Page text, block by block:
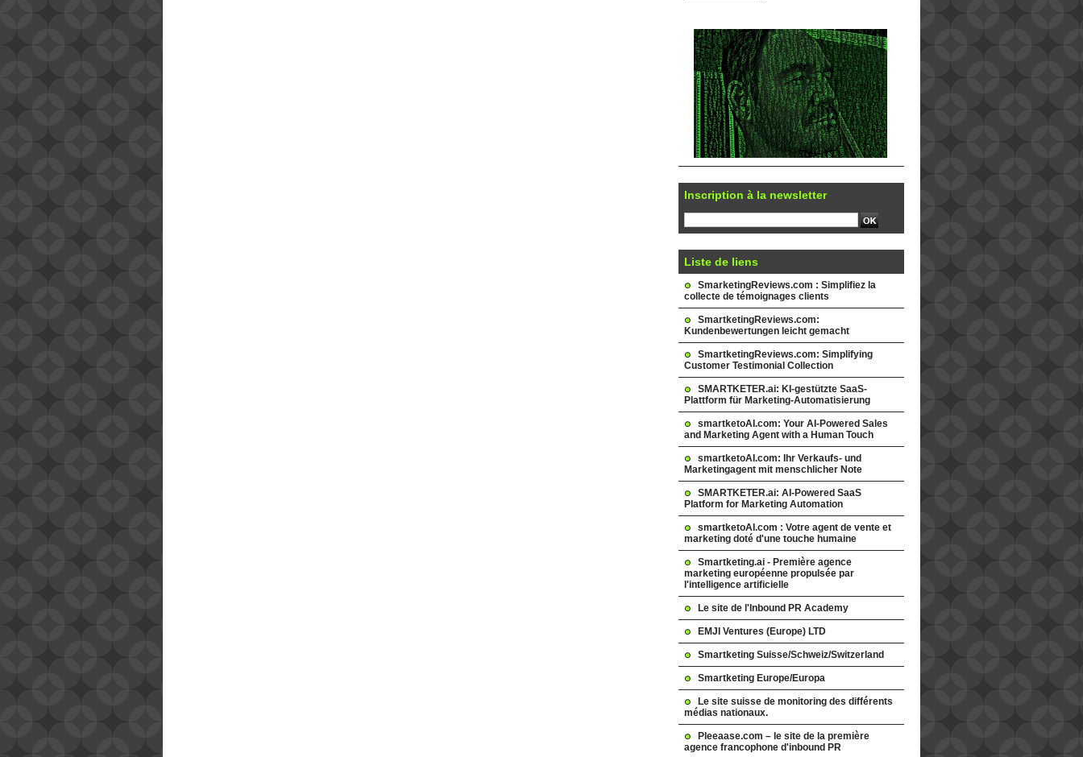
Inscription à la newsletter
Liste de liens
SmarketingReviews.com : Simplifiez la
collecte de témoignages clients
SmartketingReviews.com:
Kundenbewertungen leicht gemacht
SmartketingReviews.com: Simplifying
Customer Testimonial Collection
SMARTKETER.ai: KI-gestützte SaaS-
Plattform für Marketing-Automatisierung
smartketoAI.com: Your AI-Powered Sales
and Marketing Agent with a Human Touch
smartketoAI.com: Ihr Verkaufs- und
Marketingagent mit menschlicher Note
SMARTKETER.ai: AI-Powered SaaS
Platform for Marketing Automation
smartketoAI.com : Votre agent de vente et
marketing doté d'une touche humaine
Smartketing.ai - Première agence
marketing européenne propulsée par
l'intelligence artificielle
Le site de l'Inbound PR Academy
EMJI Ventures (Europe) LTD
Smartketing Suisse/Schweiz/Switzerland
Smartketing Europe/Europa
Le site suisse de monitoring des différents
médias nationaux.
Pleeaase.com – le site de la première
agence francophone d'inbound PR